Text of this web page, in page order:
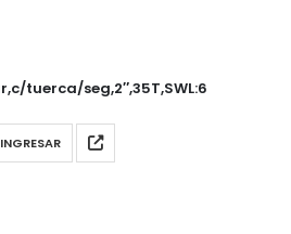
tuerca/seg,2″,35T,SWL:6
INGRESAR